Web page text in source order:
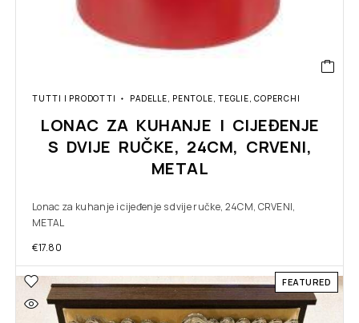
TUTTI I PRODOTTI PADELLE, PENTOLE, TEGLIE, COPERCHI
LONAC ZA KUHANJE I CIJEĐENJE
S DVIJE RUČKE, 24CM, CRVENI,
METAL
Lonac za kuhanje i cijeđenje s dvije ručke, 24CM, CRVENI,
METAL
€17.80
FEATURED